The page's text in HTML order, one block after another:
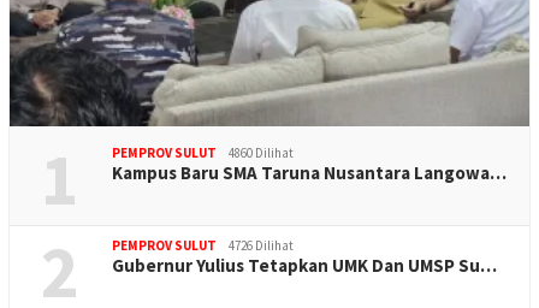
1 PEMPROV SULUT 4860 Dilihat
Kampus Baru SMA Taruna Nusantara Langowa…
2 PEMPROV SULUT 4726 Dilihat
Gubernur Yulius Tetapkan UMK Dan UMSP Su…